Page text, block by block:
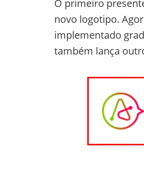
O primeiro
novo logotipo.
implementado
também lança